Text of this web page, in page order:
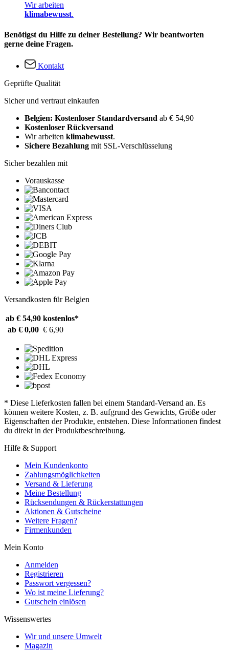
Wir arbeiten
klimabewusst.
Benötigst du Hilfe zu deiner Bestellung? Wir beantworten
gerne deine Fragen.
Kontakt
Geprüfte Qualität
Sicher und vertraut einkaufen
Belgien: Kostenloser Standardversand ab € 54,90
Kostenloser Rückversand
Wir arbeiten klimabewusst.
Sichere Bezahlung mit SSL-Verschlüsselung
Sicher bezahlen mit
Vorauskasse
Versandkosten für Belgien
ab € 54,90 kostenlos*
ab € 0,00 € 6,90
* Diese Lieferkosten fallen bei einem Standard-Versand an. Es
können weitere Kosten, z. B. aufgrund des Gewichts, Größe oder
Eigenschaften der Produkte, entstehen. Diese Informationen findest
du direkt in der Produktbeschreibung.
Hilfe & Support
Mein Kundenkonto
Zahlungsmöglichkeiten
Versand & Lieferung
Meine Bestellung
Rücksendungen & Rückerstattungen
Aktionen & Gutscheine
Weitere Fragen?
Firmenkunden
Mein Konto
Anmelden
Registrieren
Passwort vergessen?
Wo ist meine Lieferung?
Gutschein einlösen
Wissenswertes
Wir und unsere Umwelt
Magazin